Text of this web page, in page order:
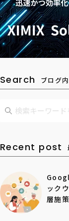
Search ブログ
Recent post
ック
層施